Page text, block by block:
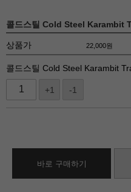
콜드스틸 Cold Steel Karambit
상품가 22,000원
콜드스틸 Cold Steel Karambit
+1 -1
바로 구매하기